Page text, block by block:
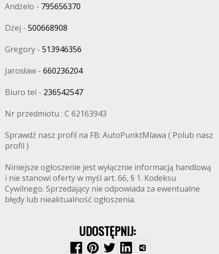
Andżelo - 795656370
Dżej - 500668908
Gregory - 513946356
Jarosław - 660236204
Biuro tel - 236542547
Nr przedmiotu : C 62163943
Sprawdź nasz profil na FB: AutoPunktMlawa ( Polub nasz
profil )
Niniejsze ogłoszenie jest wyłącznie informacją handlową
i nie stanowi oferty w myśl art. 66, § 1. Kodeksu
Cywilnego. Sprzedający nie odpowiada za ewentualne
błędy lub nieaktualność ogłoszenia.
UDOSTĘPNIJ: